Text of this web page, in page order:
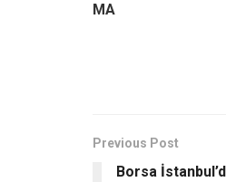
MA
Previous Post
Borsa